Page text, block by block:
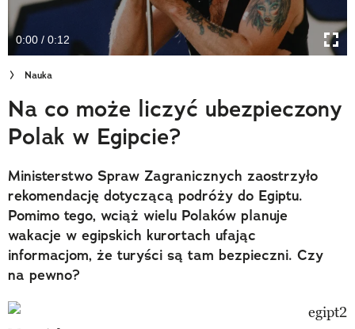
Newsletter
Cuda Polski
Wielki Konkurs Fotograficzny
Trendbook Podróżniczy
Polecane
0:00 / 0:12
Nauka
Na co może liczyć ubezpieczony
Polak w Egipcie?
Ministerstwo Spraw Zagranicznych zaostrzyło
rekomendację dotyczącą podróży do Egiptu.
Pomimo tego, wciąż wielu Polaków planuje
wakacje w egipskich kurortach ufając
informacjom, że turyści są tam bezpieczni. Czy
na pewno?